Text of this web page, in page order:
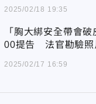
2025/02/18 19:35
「胸大綁安全帶會
00提告 法官勘驗照
2025/02/17 16:59